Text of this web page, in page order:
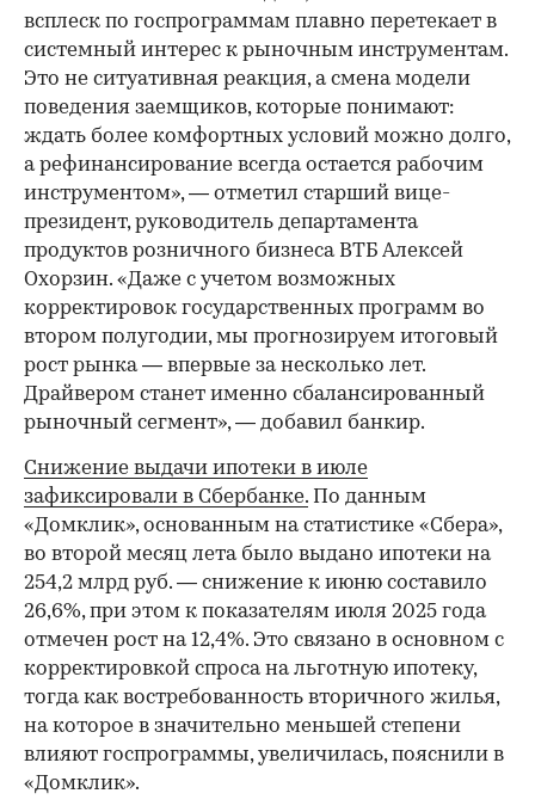
всплеск по госпрограммам плавно перетекает в
системный интерес к рыночным инструментам.
Это не ситуативная реакция, а смена модели
поведения заемщиков, которые понимают:
ждать более комфортных условий можно долго,
а рефинансирование всегда остается рабочим
инструментом», — отметил старший вице-
президент, руководитель департамента
продуктов розничного бизнеса ВТБ Алексей
Охорзин. «Даже с учетом возможных
корректировок государственных программ во
втором полугодии, мы прогнозируем итоговый
рост рынка — впервые за несколько лет.
Драйвером станет именно сбалансированный
рыночный сегмент», — добавил банкир.
Снижение выдачи ипотеки в июле
зафиксировали в Сбербанке. По данным
«Домклик», основанным на статистике «Сбера»,
во второй месяц лета было выдано ипотеки на
254,2 млрд руб. — снижение к июню составило
26,6%, при этом к показателям июля 2025 года
отмечен рост на 12,4%. Это связано в основном с
корректировкой спроса на льготную ипотеку,
тогда как востребованность вторичного жилья,
на которое в значительно меньшей степени
влияют госпрограммы, увеличилась, пояснили в
«Домклик».